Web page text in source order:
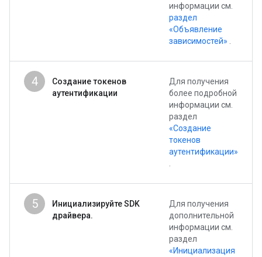
информации см.
раздел
«Объявление
зависимостей» .
4
Создание токенов
аутентификации
Для получения
более подробной
информации см.
раздел
«Создание
токенов
аутентификации»
.
5
Инициализируйте SDK
драйвера.
Для получения
дополнительной
информации см.
раздел
«Инициализация